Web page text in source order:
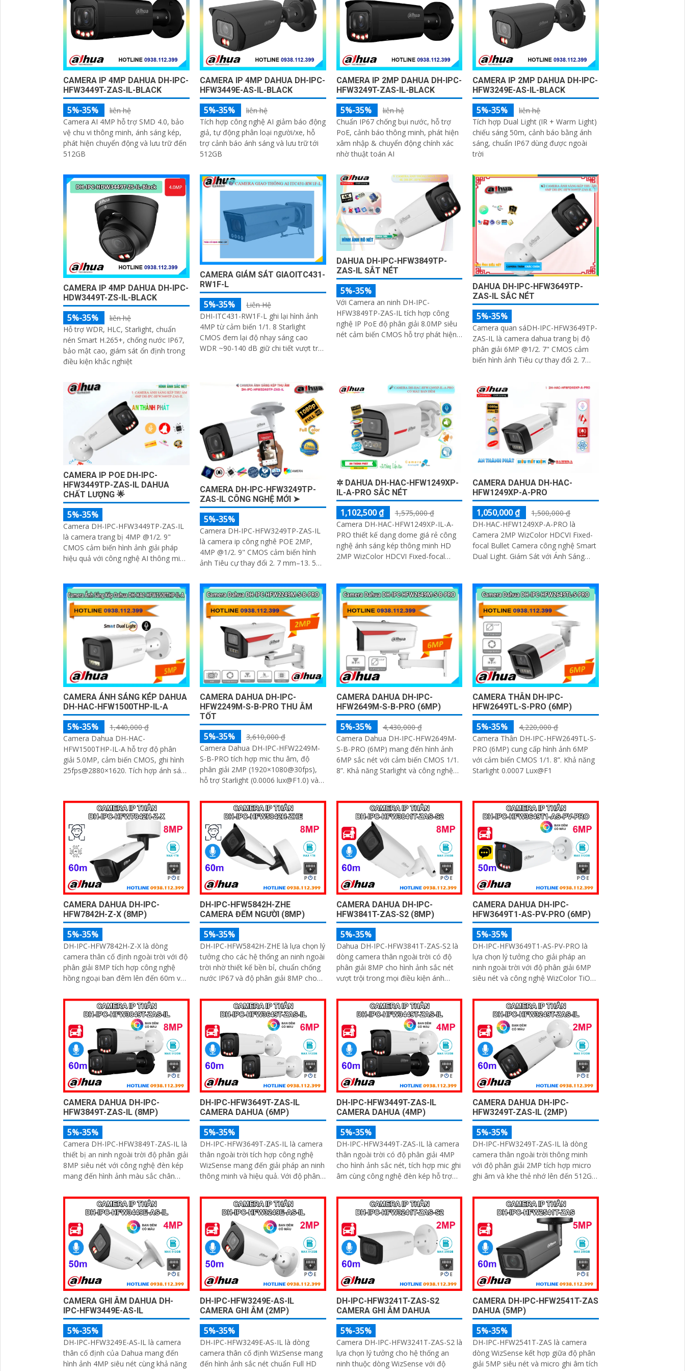
CAMERA IP 4MP DAHUA DH-IPC-
HFW3449T-ZAS-IL-BLACK
5%-35%
liên hệ
Camera AI 4MP hỗ trợ SMD 4.0, bảo
vệ chu vi thông minh, ánh sáng kép,
phát hiện chuyển động và lưu trữ đến
512GB
CAMERA IP 4MP DAHUA DH-IPC-
HFW3449E-AS-IL-BLACK
5%-35%
liên hệ
Tích hợp công nghệ AI giảm báo động
giả, tự động phân loại người/xe, hỗ
trợ cảnh báo ánh sáng và lưu trữ tới
512GB
CAMERA IP 2MP DAHUA DH-IPC-
HFW3249T-ZAS-IL-BLACK
5%-35%
liên hệ
Chuẩn IP67 chống bụi nước, hỗ trợ
PoE, cảnh báo thông minh, phát hiện
xâm nhập & chuyển động chính xác
nhờ thuật toán AI
CAMERA IP 2MP DAHUA DH-IPC-
HFW3249E-AS-IL-BLACK
5%-35%
liên hệ
Tích hợp Dual Light (IR + Warm Light)
chiếu sáng 50m, cảnh báo bằng ánh
sáng, chuẩn IP67 dùng được ngoài
trời
CAMERA IP 4MP DAHUA DH-IPC-
HDW3449T-ZS-IL-BLACK
5%-35%
liên hệ
Hỗ trợ WDR, HLC, Starlight, chuẩn
nén Smart H.265+, chống nước IP67,
bảo mật cao, giám sát ổn định trong
điều kiện khắc nghiệt
CAMERA GIÁM SÁT GIAOITC431-
RW1F-L
5%-35%
Liên Hệ
DHI-ITC431-RW1F-L ghi lại hình ảnh
4MP từ cảm biến 1/1. 8 Starlight
CMOS đem lại độ nhạy sáng cao
WDR ~90-140 dB giữ chi tiết vượt trội
DAHUA DH-IPC-HFW3849TP-
ZAS-IL SẮT NÉT
5%-35%
Với Camera an ninh DH-IPC-
HFW3849TP-ZAS-IL tích hợp công
nghệ IP PoE độ phân giải 8.0MP siêu
nét cảm biến CMOS hỗ trợ phát hiện
DAHUA DH-IPC-HFW3649TP-
ZAS-IL SẮC NÉT
5%-35%
Camera quan sáDH-IPC-HFW3649TP-
ZAS-IL là camera dahua trang bị độ
phân giải 6MP @1/2. 7" CMOS cảm
biến hình ảnh Tiêu cự thay đổi 2. 7
CAMERA IP POE DH-IPC-
HFW3449TP-ZAS-IL DAHUA
CHẤT LƯỢNG 🌟
5%-35%
Camera DH-IPC-HFW3449TP-ZAS-IL
là camera trang bị 4MP @1/2. 9"
CMOS cảm biến hình ảnh giải pháp
hiệu quả với công nghệ AI thông minh
CAMERA DH-IPC-HFW3249TP-
ZAS-IL CÔNG NGHỆ MỚI ➤
5%-35%
Camera DH-IPC-HFW3249TP-ZAS-IL
là camera ip công nghê POE 2MP,
4MP @1/2. 9" CMOS cảm biến hình
ảnh Tiêu cự thay đổi 2. 7 mm–13. 5
tiên tiến cho...
✲ DAHUA DH-HAC-HFW1249XP-
IL-A-PRO SẮC NÉT
1,102,500 ₫
1,575,000 ₫
Camera DH-HAC-HFW1249XP-IL-A-
PRO thiết kế dạng dome giá rẻ công
nghệ ánh sáng kép thông minh HD
2MP WizColor HDCVI Fixed-focal
50m công nghệ Starlight cho giám sát
ban đêm tốt. Phù hợp lắp ngoài trời
kho hàng nhà xưởng
CAMERA DAHUA DH-HAC-
HFW1249XP-A-PRO
1,050,000 ₫
1,500,000 ₫
DH-HAC-HFW1249XP-A-PRO là
Camera 2MP WizColor HDCVI Fixed-
focal Bullet Camera công nghệ Smart
Dual Light. Giám Sát với Ánh Sáng
loại + phần thân bằng nhựa + Giá đỡ
bằng kim loại
CAMERA ÁNH SÁNG KÉP DAHUA
DH-HAC-HFW1500THP-IL-A
5%-35%
1,440,000 ₫
Camera Dahua DH-HAC-
HFW1500THP-IL-A hỗ trợ độ phân
giải 5.0MP, cảm biến CMOS, ghi hình
25fps@2880×1620. Tích hợp ánh sáng
CAMERA DAHUA DH-IPC-
HFW2249M-S-B-PRO THU ÂM
TỐT
5%-35%
3,610,000 ₫
Camera Dahua DH-IPC-HFW2249M-
S-B-PRO tích hợp mic thu âm, độ
phân giải 2MP (1920×1080@30fps),
hỗ trợ Starlight (0.0006 lux@F1.0) và
CAMERA DAHUA DH-IPC-
HFW2649M-S-B-PRO (6MP)
5%-35%
4,430,000 ₫
Camera Dahua DH-IPC-HFW2649M-
S-B-PRO (6MP) mang đến hình ảnh
6MP sắc nét với cảm biến CMOS 1/1.
8”. Khả năng Starlight và công nghệ
CAMERA THÂN DH-IPC-
HFW2649TL-S-PRO (6MP)
5%-35%
4,220,000 ₫
Camera Thân DH-IPC-HFW2649TL-S-
PRO (6MP) cung cấp hình ảnh 6MP
với cảm biến CMOS 1/1. 8”. Khả năng
Starlight 0.0007 Lux@F1
CAMERA DAHUA DH-IPC-
HFW7842H-Z-X (8MP)
5%-35%
DH-IPC-HFW7842H-Z-X là dòng
camera thân cố định ngoài trời với độ
phân giải 8MP tích hợp công nghệ
hồng ngoại ban đêm lên đến 60m và
Camera hỗ trợ đếm người, nhận diện
khuôn mặt thông minh, chuẩn nén
POE, đạt tiêu chuẩn chống nước IP67,
phù hợp cho các khu vực giám sát
ngoài trời, hỗ trợ tính năng quản lý
chỗ đỗ xe hiệu quả cho các bãi giữ xe
DH-IPC-HFW5842H-ZHE
CAMERA ĐẾM NGƯỜI (8MP)
5%-35%
DH-IPC-HFW5842H-ZHE là lựa chọn lý
tưởng cho các hệ thống an ninh ngoài
trời nhờ thiết kế bền bỉ, chuẩn chống
nước IP67 và độ phân giải 8MP cho
tích hợp mic ghi âm, khe thẻ nhớ hỗ
trợ đến 1TB, hồng ngoại tầm xa 60m
và kết nối PoE giúp lắp đặt dễ dàng,
tiết kiệm chi phí
CAMERA DAHUA DH-IPC-
HFW3841T-ZAS-S2 (8MP)
5%-35%
Dahua DH-IPC-HFW3841T-ZAS-S2 là
dòng camera thân ngoài trời có độ
phân giải 8MP cho hình ảnh sắc nét
vượt trội trong mọi điều kiện ánh
minh, camera nhận diện chính xác
người và xe, kết hợp micro ghi âm,
hồng ngoại ban đêm 60m và khe thẻ
nhớ lên đến 256GB mang đến giải
pháp giám sát toàn diện và hiệu quả
CAMERA DAHUA DH-IPC-
HFW3649T1-AS-PV-PRO (6MP)
5%-35%
DH-IPC-HFW3649T1-AS-PV-PRO là
lựa chọn lý tưởng cho giải pháp an
ninh ngoài trời với độ phân giải 6MP
siêu nét và công nghệ WizColor TiOC
hợp trí tuệ nhân tạo AI giúp phân biệt
chính xác người và phương tiện hỗ trợ
đàm thoại hai chiều, ghi hình linh hoạt
với khe thẻ nhớ lên đến 512GB
CAMERA DAHUA DH-IPC-
HFW3849T-ZAS-IL (8MP)
5%-35%
Camera DH-IPC-HFW3849T-ZAS-IL là
thiết bị an ninh ngoài trời độ phân giải
8MP siêu nét với công nghệ đèn kép
mang đến hình ảnh màu sắc chân
micro ghi âm, khe thẻ nhớ lên đến
512GB và khả năng nhận diện thông
minh giúp phân biệt chính xác giữa
người và xe, nâng cao hiệu quả giám
sát với thiết kế chuẩn IP67 chống bụi
nước và hỗ trợ PoE giá rẻ
DH-IPC-HFW3649T-ZAS-IL
CAMERA DAHUA (6MP)
5%-35%
DH-IPC-HFW3649T-ZAS-IL là camera
thân ngoài trời tích hợp công nghệ
WizSense mang đến giải pháp an ninh
thông minh và hiệu quả. Với độ phân
ảnh màu ban đêm, tầm nhìn hồng
ngoại 60m, cùng micro ghi âm và khả
năng nhận diện chính xác người và xe,
camera đảm bảo giám sát chuẩn xác
24/7 hỗ trợ POE, khe thẻ nhớ lên đến
512GB và chuẩn chống nước IP67
DH-IPC-HFW3449T-ZAS-IL
CAMERA DAHUA (4MP)
5%-35%
DH-IPC-HFW3449T-ZAS-IL là camera
thân ngoài trời có độ phân giải 4MP
cho hình ảnh sắc nét, tích hợp mic ghi
âm cùng công nghệ đèn kép hỗ trợ
tầm nhìn lên đến 60m. Nhờ trí tuệ
nhân tạo AI, camera có khả năng
tiện giảm thiểu cảnh báo giả nâng cao
hiệu quả an ninh hỗ trợ khe cắm thẻ
nhớ 512GB, chuẩn chống nước IP67
CAMERA DAHUA DH-IPC-
HFW3249T-ZAS-IL (2MP)
5%-35%
DH-IPC-HFW3249T-ZAS-IL là dòng
camera thân ngoài trời thông minh
với độ phân giải 2MP tích hợp micro
ghi âm và khe thẻ nhớ lên đến 512GB.
hồng ngoại tầm xa 60m cho hình ảnh
có màu sắc nét cả trong đêm tối
CAMERA GHI ÂM DAHUA DH-
IPC-HFW3449E-AS-IL
5%-35%
DH-IPC-HFW3249E-AS-IL là camera
thân cố định của Dahua mang đến
hình ảnh 4MP siêu nét cùng khả năng
DH-IPC-HFW3249E-AS-IL
CAMERA GHI ÂM (2MP)
5%-35%
DH-IPC-HFW3249E-AS-IL là dòng
camera thân cố định WizSense mang
đến hình ảnh sắc nét chuẩn Full HD
DH-IPC-HFW3241T-ZAS-S2
CAMERA GHI ÂM DAHUA
5%-35%
Camera DH-IPC-HFW3241T-ZAS-S2 là
lựa chọn lý tưởng cho hệ thống an
ninh thuộc dòng WizSense với độ
CAMERA DH-IPC-HFW2541T-ZAS
DAHUA (5MP)
5%-35%
DH-IPC-HFW2541T-ZAS là camera
dòng WizSense kết hợp giữa độ phân
giải 5MP siêu nét và micro ghi âm tích